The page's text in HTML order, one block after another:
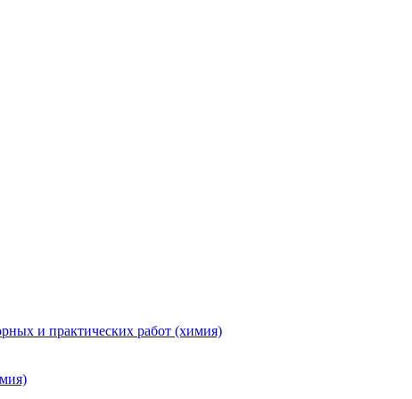
и практических работ (химия)